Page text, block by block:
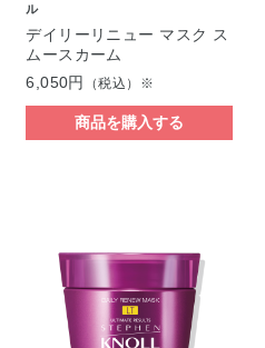
ル
デイリーリニュー マスク ス
ムースカーム
6,050円
（税込）※
商品を購入する